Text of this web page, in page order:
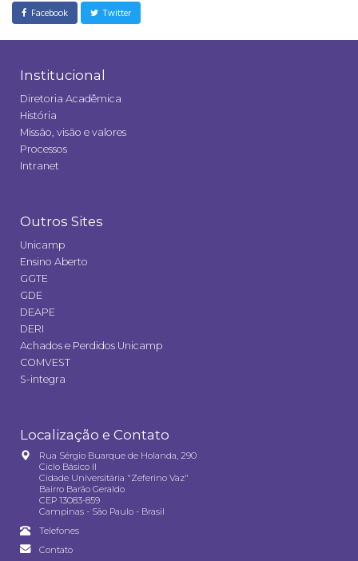
Facebook Twitter
Institucional
Diretoria Acadêmica
História
Missão, visão e valores
Processos
Intranet
Outros Sites
Unicamp
Ensino Aberto
GGTE
GDE
DEAPE
DERI
Achados e Perdidos Unicamp
COMVEST
S-integra
Localização e Contato
Rua Sérgio Buarque de Holanda, 290
Ciclo Básico II
Cidade Universitária "Zeferino Vaz"
Bairro Barão Geraldo
CEP 13083-859
Campinas - São Paulo - Brasil
Telefones
Contato